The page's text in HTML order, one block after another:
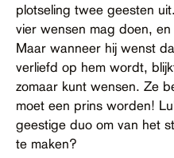
plotseling twee geesten
vier wensen mag doen,
Maar wanneer hij wenst
verliefd op hem wordt,
zomaar kunt wensen. Ze
moet een prins worden!
geestige duo om van het
te maken?